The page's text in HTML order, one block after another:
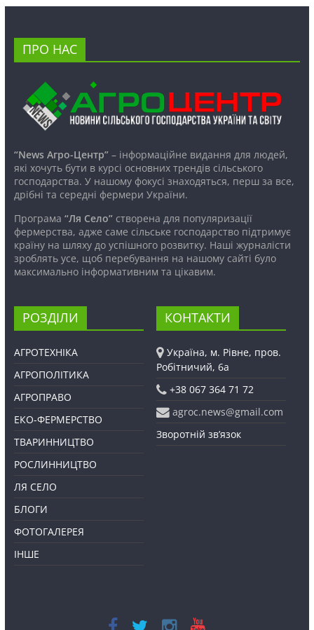
ПРО НАС
“News Агро-Центр”– інформаційне видання для людей,
які хочуть бути в курсі основних трендів сільського
господарства. У нашому фокусі знаходяться, перш за все,
дрібні та середні фермери України.
Програма “Ля Село”створена для популяризації
фермерства, адже саме сільське господарство підтримує
країну на шляху до успішного розвитку. Наші журналісти
зроблять усе, щоб перебування на нашому сайті було
максимально інформативним та цікавим.
РОЗДІЛИ
АГРОТЕХНІКА
АГРОПОЛІТИКА
АГРОПРАВО
ЕКО-ФЕРМЕРСТВО
ТВАРИННИЦТВО
РОСЛИННИЦТВО
ЛЯ СЕЛО
БЛОГИ
ФОТОГАЛЕРЕЯ
ІНШЕ
КОНТАКТИ
Україна, м. Рівне, пров.
Робітничий, 6а
+38 067 364 71 72
agroc.news@gmail.com
Зворотній зв’язок